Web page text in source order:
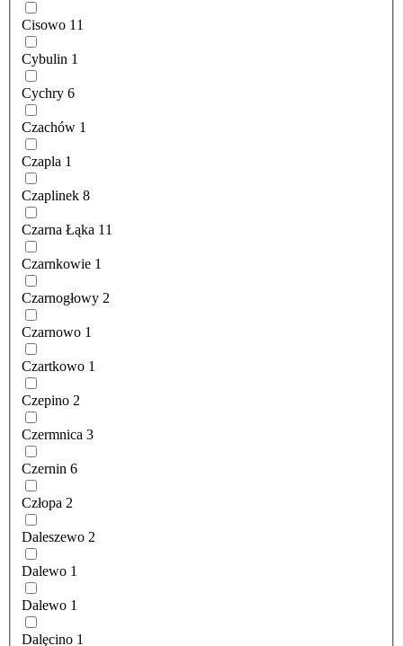
Cisowo 11
Cybulin 1
Cychry 6
Czachów 1
Czapla 1
Czaplinek 8
Czarna Łąka 11
Czarnkowie 1
Czarnogłowy 2
Czarnowo 1
Czartkowo 1
Czepino 2
Czermnica 3
Czernin 6
Człopa 2
Daleszewo 2
Dalewo 1
Dalewo 1
Dalęcino 1